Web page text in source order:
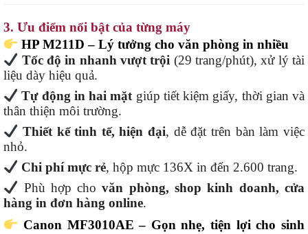
3. Ưu điểm nổi bật của từng máy
HP M211D – Lý tưởng cho văn phòng in nhiều
Tốc độ in nhanh vượt trội (29 trang/phút), xử lý tài
liệu dày hiệu quả.
Tự động in hai mặt giúp tiết kiệm giấy, thời gian và
thân thiện môi trường.
Thiết kế tinh tế, hiện đại, dễ đặt trên bàn làm việc
nhỏ.
Chi phí mực rẻ, hộp mực 136X in đến 2.600 trang.
Phù hợp chovăn phòng, shop kinh doanh, cửa
hàng in đơn hàng online.
Canon MF3010AE – Gọn nhẹ, tiện lợi cho sinh